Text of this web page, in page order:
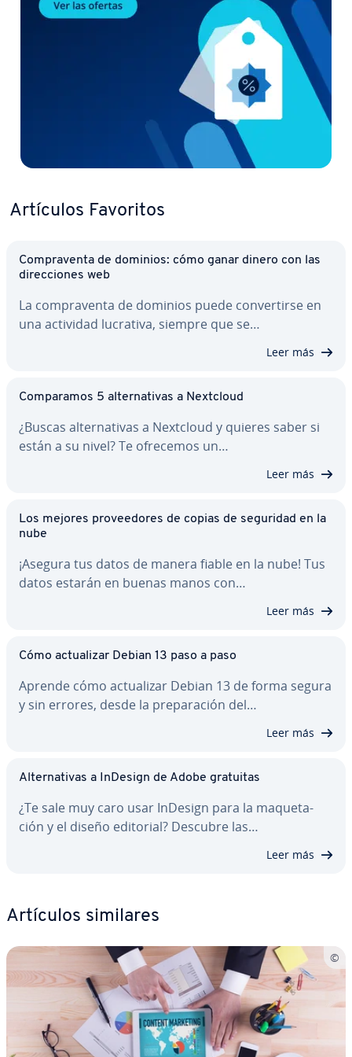
Artículos Favoritos
Co­m­pra­ve­n­ta de dominios: cómo ganar dinero con las
di­re­c­cio­nes web
La co­m­pra­ve­n­ta de dominios puede co­n­ve­r­ti­r­se en
una actividad lucrativa, siempre que se…
Leer más
Co­m­pa­ra­mos 5 al­te­r­na­ti­vas a Nextcloud
¿Buscas al­te­r­na­ti­vas a Nextcloud y quieres saber si
están a su nivel? Te ofrecemos un…
Leer más
Los mejores pro­vee­do­res de copias de seguridad en la
nube
¡Asegura tus datos de manera fiable en la nube! Tus
datos estarán en buenas manos con…
Leer más
Cómo ac­tua­li­zar Debian 13 paso a paso
Aprende cómo ac­tua­li­zar Debian 13 de forma segura
y sin errores, desde la pre­pa­ra­ción del…
Leer más
Al­te­r­na­ti­vas a InDesign de Adobe gratuitas
¿Te sale muy caro usar InDesign para la ma­que­ta­
ción y el diseño editorial? Descubre las…
Leer más
Artículos similares